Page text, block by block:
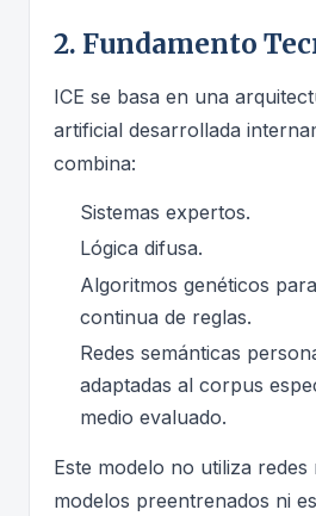
2. Fundamento
ICE se basa en una
artificial desarrollada
combina:
Sistemas expertos.
Lógica difusa.
Algoritmos genéticos
continua de reglas.
Redes semánticas
adaptadas al corpus
medio evaluado.
Este modelo no utiliza redes
modelos preentrenados ni